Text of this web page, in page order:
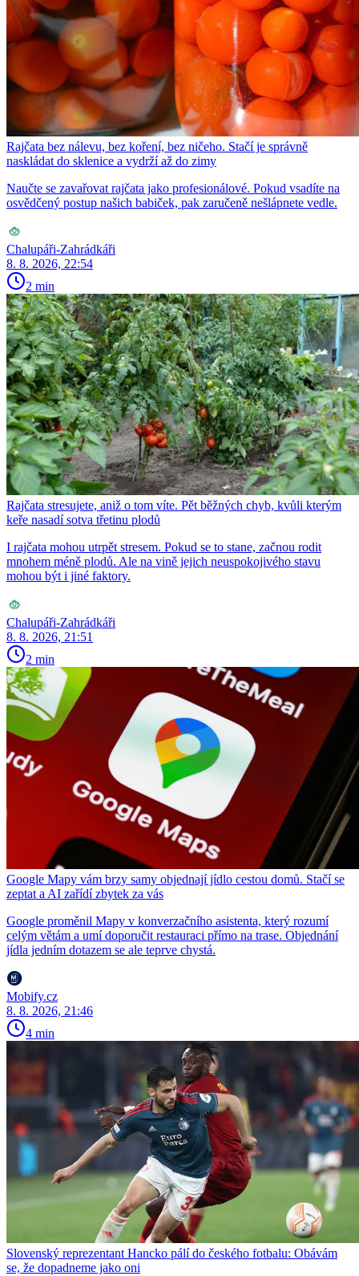
Rajčata bez nálevu, bez koření, bez ničeho. Stačí je správně
naskládat do sklenice a vydrží až do zimy
Naučte se zavařovat rajčata jako profesionálové. Pokud vsadíte na
osvědčený postup našich babiček, pak zaručeně nešlápnete vedle.
Chalupáři-Zahrádkáři
8. 8. 2026, 22:54
2 min
Rajčata stresujete, aniž o tom víte. Pět běžných chyb, kvůli kterým
keře nasadí sotva třetinu plodů
I rajčata mohou utrpět stresem. Pokud se to stane, začnou rodit
mnohem méně plodů. Ale na vině jejich neuspokojivého stavu
mohou být i jiné faktory.
Chalupáři-Zahrádkáři
8. 8. 2026, 21:51
2 min
Google Mapy vám brzy samy objednají jídlo cestou domů. Stačí se
zeptat a AI zařídí zbytek za vás
Google proměnil Mapy v konverzačního asistenta, který rozumí
celým větám a umí doporučit restauraci přímo na trase. Objednání
jídla jedním dotazem se ale teprve chystá.
Mobify.cz
8. 8. 2026, 21:46
4 min
Slovenský reprezentant Hancko pálí do českého fotbalu: Obávám
se, že dopadneme jako oni